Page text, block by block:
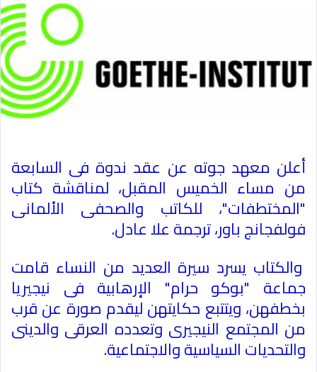
أعلن معهد جوته عن عقد ندوة فى السابعة
من مساء الخميس المقبل، لمناقشة كتاب
"المختطفات"، للكاتب والصحفى الألمانى
فولفجانج باور، ترجمة علا عادل.
والكتاب يسرد سيرة العديد من النساء قامت
جماعة "بوكو حرام" الإرهابية فى نيجيريا
بخطفهن، ويتتبع حكايتهن ليقدم صورة عن قرب
من المجتمع النيجيرى وتعدده العرقى والدينى
والتحديات السياسية والاجتماعية.